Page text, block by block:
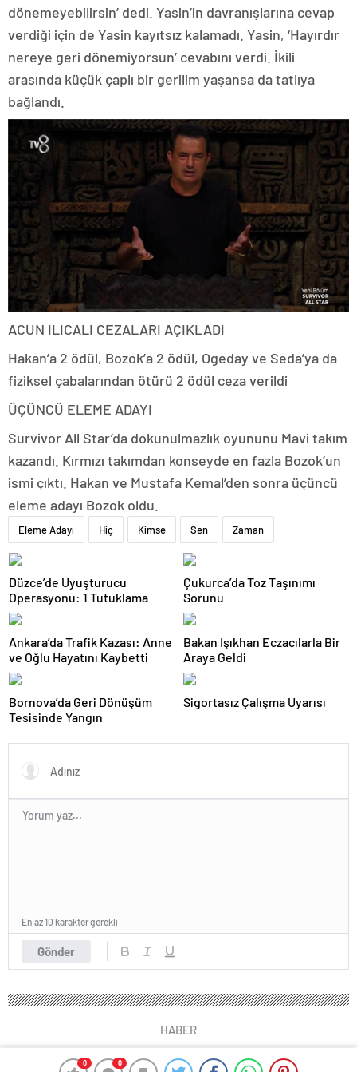
0 0
dönemeyebilirsin’ dedi. Yasin’in davranışlarına cevap
verdiği için de Yasin kayıtsız kalamadı. Yasin, ‘Hayırdır
nereye geri dönemiyorsun’ cevabını verdi. İkili
arasında küçük çaplı bir gerilim yaşansa da tatlıya
bağlandı.
ACUN ILICALI CEZALARI AÇIKLADI
Hakan’a 2 ödül, Bozok’a 2 ödül, Ogeday ve Seda’ya da
fiziksel çabalarından ötürü 2 ödül ceza verildi
ÜÇÜNCÜ ELEME ADAYI
Survivor All Star’da dokunulmazlık oyununu Mavi takım
kazandı. Kırmızı takımdan konseyde en fazla Bozok’un
ismi çıktı. Hakan ve Mustafa Kemal’den sonra üçüncü
eleme adayı Bozok oldu.
Eleme Adayı Hiç Kimse Sen Zaman
Düzce’de Uyuşturucu
Operasyonu: 1 Tutuklama
Çukurca’da Toz Taşınımı
Sorunu
Ankara’da Trafik Kazası: Anne
ve Oğlu Hayatını Kaybetti
Bakan Işıkhan Eczacılarla Bir
Araya Geldi
Bornova’da Geri Dönüşüm
Tesisinde Yangın
Sigortasız Çalışma Uyarısı
Gönder
En az 10 karakter gerekli
HABER